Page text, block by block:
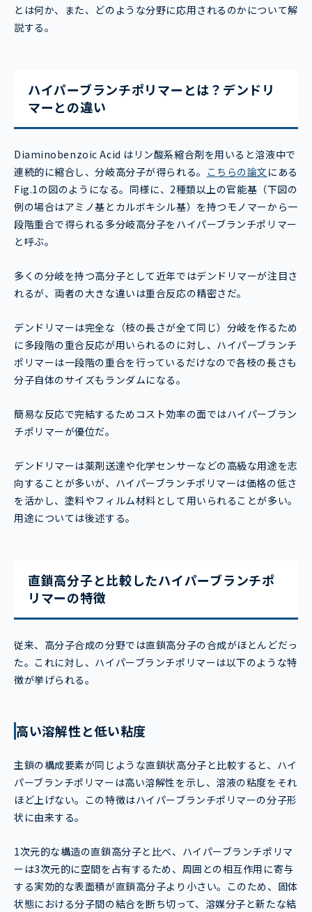
とは何か、また、どのような分野に応用されるのかについて解
説する。
ハイパーブランチポリマーとは？デンドリ
マーとの違い
Diaminobenzoic Acid はリン酸系縮合剤を用いると溶液中で
連続的に縮合し、分岐高分子が得られる。 こちらの論文 にある
Fig.1の図のようになる。同様に、2種類以上の官能基（下図の
例の場合はアミノ基とカルボキシル基）を持つモノマーから一
段階重合で得られる多分岐高分子をハイパーブランチポリマー
と呼ぶ。
多くの分岐を持つ高分子として近年ではデンドリマーが注目さ
れるが、両者の大きな違いは重合反応の精密さだ。
デンドリマーは完全な（枝の長さが全て同じ）分岐を作るため
に多段階の重合反応が用いられるのに対し、ハイパーブランチ
ポリマーは一段階の重合を行っているだけなので各枝の長さも
分子自体のサイズもランダムになる。
簡易な反応で完結するためコスト効率の面ではハイパーブラン
チポリマーが優位だ。
デンドリマーは薬剤送達や化学センサーなどの高級な用途を志
向することが多いが、ハイパーブランチポリマーは価格の低さ
を活かし、塗料やフィルム材料として用いられることが多い。
用途については後述する。
直鎖高分子と比較したハイパーブランチポ
リマーの特徴
従来、高分子合成の分野では直鎖高分子の合成がほとんどだっ
た。これに対し、ハイパーブランチポリマーは以下のような特
徴が挙げられる。
高い溶解性と低い粘度
主鎖の構成要素が同じような直鎖状高分子と比較すると、ハイ
パーブランチポリマーは高い溶解性を示し、溶液の粘度をそれ
ほど上げない。この特徴はハイパーブランチポリマーの分子形
状に由来する。
1次元的な構造の直鎖高分子と比べ、ハイパーブランチポリマ
ーは3次元的に空間を占有するため、周囲との相互作用に寄与
する実効的な表面積が直鎖高分子より小さい。このため、固体
状態における分子間の結合を断ち切って、溶媒分子と新たな結